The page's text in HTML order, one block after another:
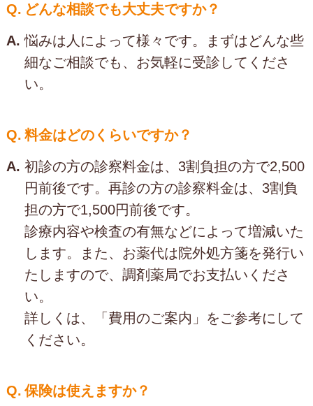
Q. どんな相談でも大丈夫ですか？
A. 悩みは人によって様々です。まずはどんな些
細なご相談でも、お気軽に受診してくださ
い。
Q. 料金はどのくらいですか？
A. 初診の方の診察料金は、3割負担の方で2,500
円前後です。再診の方の診察料金は、3割負
担の方で1,500円前後です。
診療内容や検査の有無などによって増減いた
します。また、お薬代は院外処方箋を発行い
たしますので、調剤薬局でお支払いくださ
い。
詳しくは、「費用のご案内」をご参考にして
ください。
Q. 保険は使えますか？